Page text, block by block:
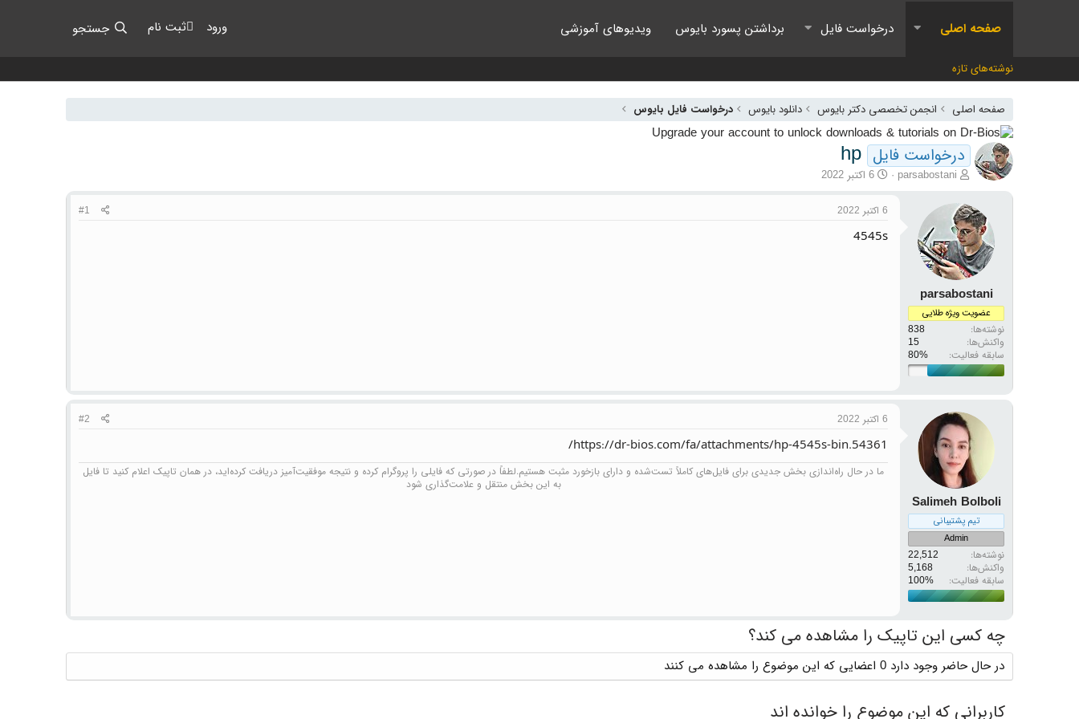
صفحه اصلی درخواست فایل برداشتن پسورد بایوس ویدیوهای آموزشی ورود ثبت نام جستجو
نوشته‌های تازه
صفحه اصلی انجمن تخصصی دکتر بایوس دانلود بایوس درخواست فایل بایوس
درخواست فایل hp
آغازگر گفتمان
parsabostani تاریخ شروع
6 اکتبر 2022
parsabostani
عضویت ویژه طلایی
نوشته‌ها
838
واکنش‌ها
15
سابقه فعالیت:
6 اکتبر 2022 #1
4545s
Salimeh Bolboli
تیم پشتیبانی
Admin
نوشته‌ها
22,512
واکنش‌ها
5,168
سابقه فعالیت:
6 اکتبر 2022 #2
https://dr-bios.com/fa/attachments/hp-4545s-bin.54361/
ما در حال راه‌اندازی بخش جدیدی برای فایل‌های کاملاً تست‌شده و دارای بازخورد مثبت هستیم.لطفاً در صورتی که فایلی را پروگرام کرده و نتیجه موفقیت‌آمیز دریافت کرده‌اید، در همان تاپیک اعلام کنید تا فایل
به این بخش منتقل و علامت‌گذاری شود​
چه کسی این تاپیک را مشاهده می کند؟
در حال حاضر وجود دارد 0 اعضایی که این موضوع را مشاهده می کنند
کاربرانی که این موضوع را خوانده اند